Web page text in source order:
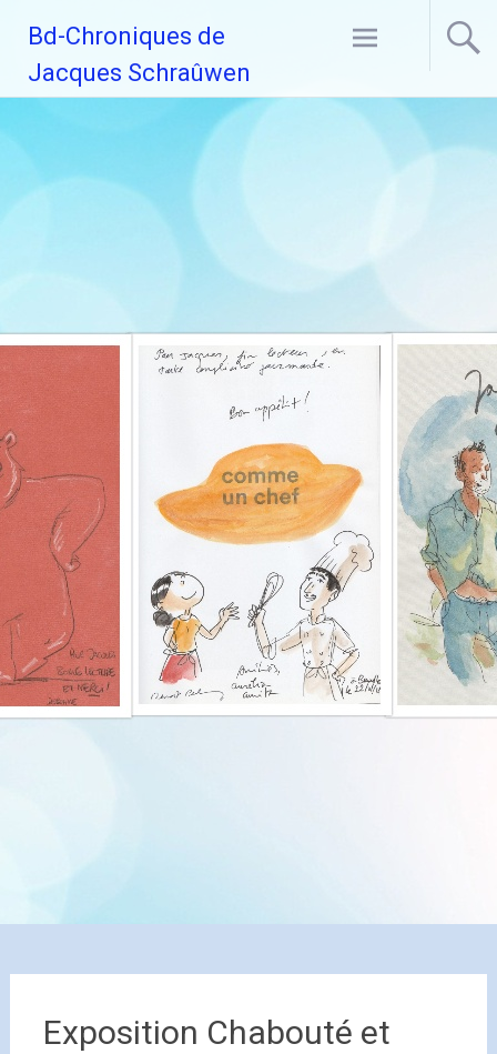
contenu
principal
Bd-Chroniques de
Jacques Schraûwen
Exposition Chabouté et